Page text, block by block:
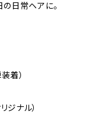
日常ヘアに。
着）
ナル）